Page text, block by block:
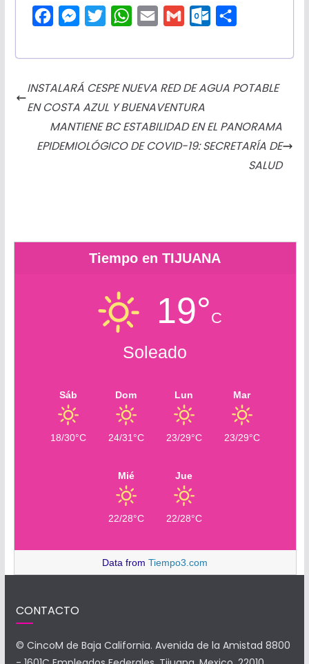
c
o
o
M
s
s
n
g
i
e
r
W
a
A
p
a
a
t
o
k
m
r
t
INSTALARÁ CESPE NUEVA RED DE AGUA POTABLE
EN COSTA AZUL Y BUENAVENTURA
MANTIENE BC ESTABILIDAD EN EL PANORAMA
EPIDEMIOLÓGICO DE COVID-19: SECRETARÍA DE
SALUD
Tiempo en TIJUANA
19°C
Soleado
Sáb
18/30°C
Dom
24/31°C
Lun
23/29°C
Mar
23/29°C
Mié
22/28°C
Jue
22/28°C
Data fromTiempo3.com
CONTACTO
© CincoM de Baja California. Avenida de la Amistad 8800